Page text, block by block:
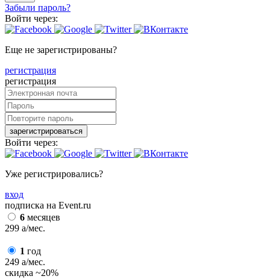
Забыли пароль?
Войти через:
Еще не зарегистрированы?
регистрация
регистрация
зарегистрироваться
Войти через:
Уже регистрировались?
вход
подписка на Event.ru
6 месяцев
299 a/мес.
1 год
249 a/мес.
скидка ~20%